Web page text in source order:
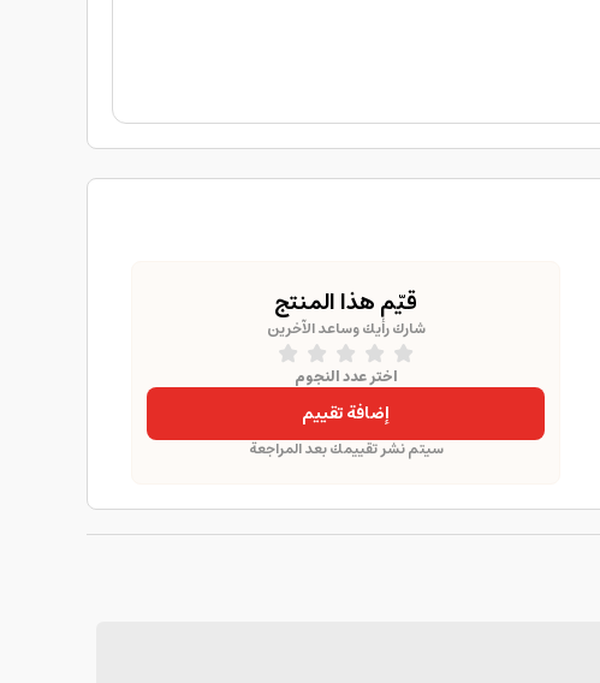
قيّم هذا المنتج
شارك رأيك وساعد الآخرين
اختر عدد النجوم
إضافة تقييم
سيتم نشر تقييمك بعد المراجعة